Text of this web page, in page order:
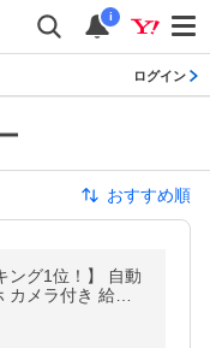
i
ログイン
おすすめ順
ング1位！】 自動
メラ付き 給餌
やり機 アプリ 見